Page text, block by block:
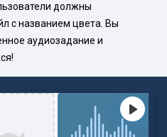
должны
с названием цвета. Вы
аудиозадание и